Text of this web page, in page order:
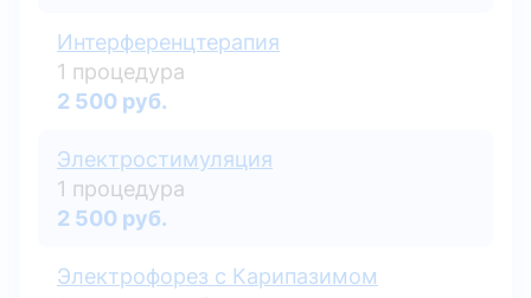
Интерференцтерапия
1 процедура
2 500 руб.
Электростимуляция
1 процедура
2 500 руб.
Электрофорез с Карипазимом